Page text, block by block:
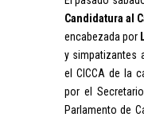
Candidatura al
encabezada por
y simpatizantes
el CICCA de la
por el
Parlamento de